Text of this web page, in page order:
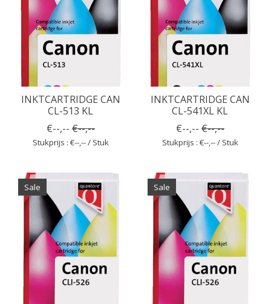
INKTCARTRIDGE CAN
CL-513 KL
€--,-- €--,--
Stukprijs : €--,-- / Stuk
INKTCARTRIDGE CAN
CL-541XL KL
€--,-- €--,--
Stukprijs : €--,-- / Stuk
Sale Sale